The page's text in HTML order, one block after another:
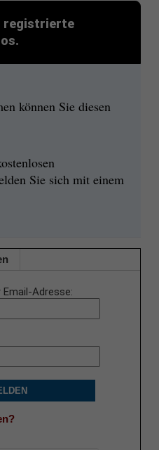
registrierte
können Sie diesen
Sie sich mit einem
Adresse